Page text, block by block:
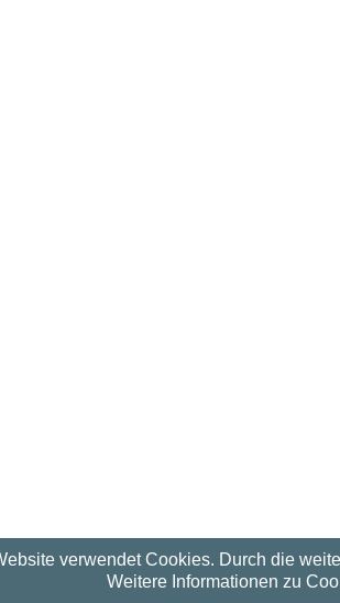
verwendet Cookies. Durch die
Weitere Informationen zu